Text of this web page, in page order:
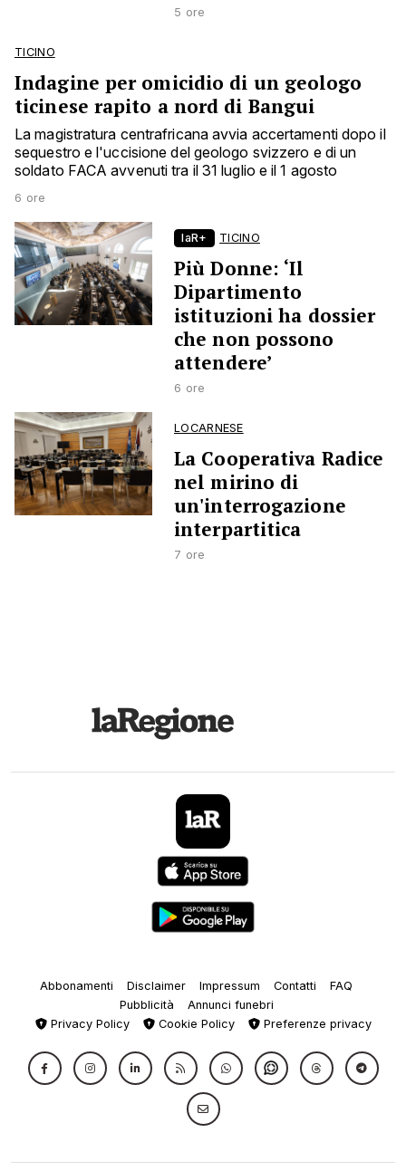
5 ore
TICINO
Indagine per omicidio di un geologo
ticinese rapito a nord di Bangui
La magistratura centrafricana avvia accertamenti dopo il
sequestro e l'uccisione del geologo svizzero e di un
soldato FACA avvenuti tra il 31 luglio e il 1 agosto
6 ore
laR+ TICINO
Più Donne: ‘Il
Dipartimento
istituzioni ha dossier
che non possono
attendere’
6 ore
LOCARNESE
La Cooperativa Radice
nel mirino di
un'interrogazione
interpartitica
7 ore
Abbonamenti Disclaimer Impressum Contatti
FAQ
Pubblicità
Annunci funebri
Privacy Policy
Cookie Policy Preferenze privacy